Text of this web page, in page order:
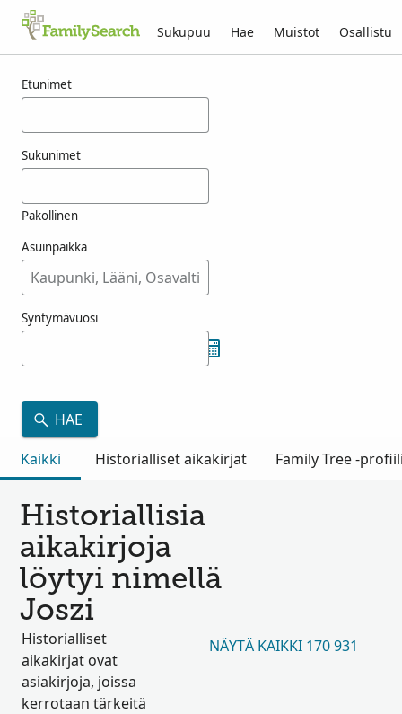
Sukupuu Hae Muistot Osallistu
Etunimet
Sukunimet
Pakollinen
Asuinpaikka
Syntymävuosi
HAE
Kaikki
Historialliset aikakirjat Family Tree -
Historiallisia
aikakirjoja
löytyi nimellä
Joszi
Historialliset
aikakirjat ovat
asiakirjoja, joissa
kerrotaan tärkeitä
NÄYTÄ KAIKKI 170 931